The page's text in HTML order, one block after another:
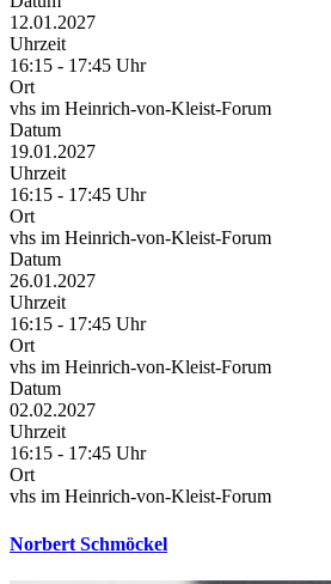
12.01.2027
Uhrzeit
16:15 - 17:45 Uhr
Ort
vhs im Heinrich-von-Kleist-Forum
Datum
19.01.2027
Uhrzeit
16:15 - 17:45 Uhr
Ort
vhs im Heinrich-von-Kleist-Forum
Datum
26.01.2027
Uhrzeit
16:15 - 17:45 Uhr
Ort
vhs im Heinrich-von-Kleist-Forum
Datum
02.02.2027
Uhrzeit
16:15 - 17:45 Uhr
Ort
vhs im Heinrich-von-Kleist-Forum
Norbert Schmöckel